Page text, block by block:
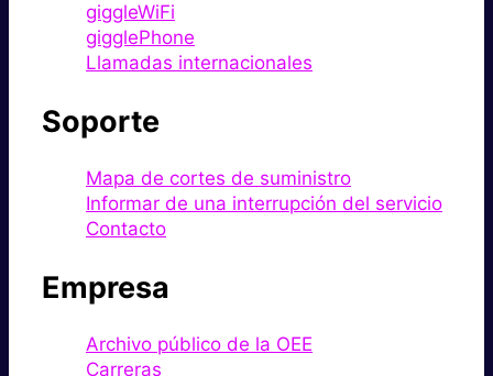
giggleWiFi
gigglePhone
Llamadas internacionales
Soporte
Mapa de cortes de suministro
Informar de una interrupción del servicio
Contacto
Empresa
Archivo público de la OEE
Carreras